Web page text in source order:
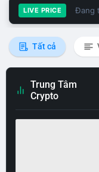
LIVE PRICE Đang
Tất cả
Trung Tâm
Crypto